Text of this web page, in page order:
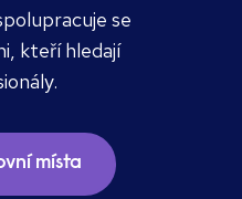
se
kteří hledají
místa